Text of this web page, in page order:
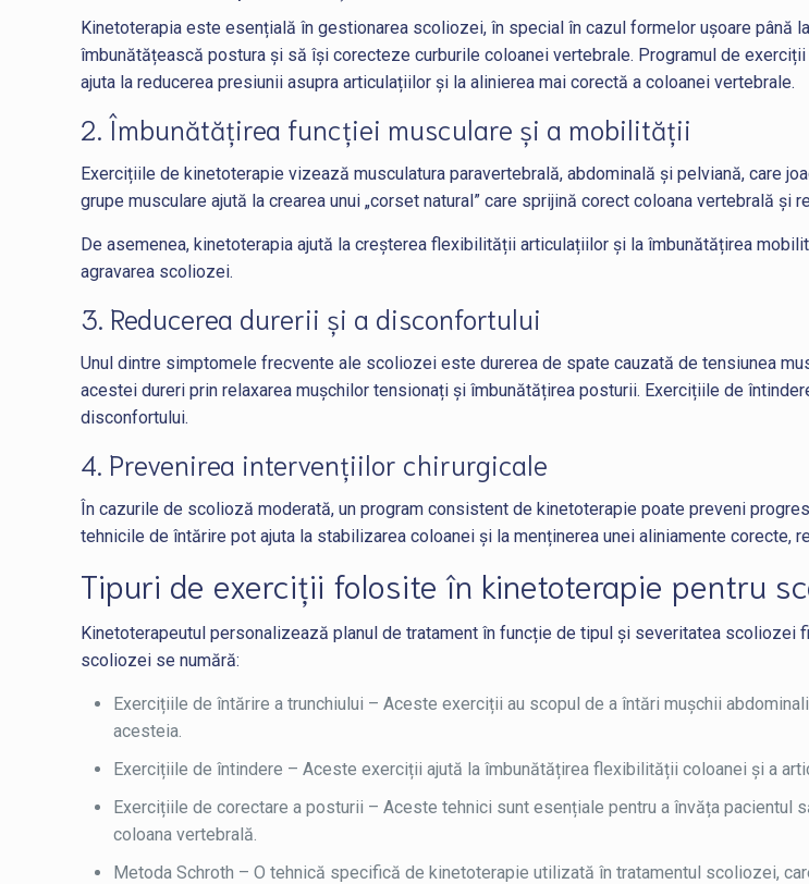
Kinetoterapia este esențială în gestionarea scoliozei, în special în cazul formelor ușoare
îmbunătățească postura și să își corecteze curburile coloanei vertebrale. Programul de
ajuta la reducerea presiunii asupra articulațiilor și la alinierea mai corectă a coloanei vertebrale.
2. Îmbunătățirea funcției musculare și a mobilității
Exercițiile de kinetoterapie vizează musculatura paravertebrală, abdominală și pelviană, care
grupe musculare ajută la crearea unui „corset natural” care sprijină corect coloana vertebrală și
De asemenea, kinetoterapia ajută la creșterea flexibilității articulațiilor și la îmbunătățirea
agravarea scoliozei.
3. Reducerea durerii și a disconfortului
Unul dintre simptomele frecvente ale scoliozei este durerea de spate cauzată de tensiunea
acestei dureri prin relaxarea mușchilor tensionați și îmbunătățirea posturii. Exercițiile de
disconfortului.
4. Prevenirea intervențiilor chirurgicale
În cazurile de scolioză moderată, un program consistent de kinetoterapie poate preveni
tehnicile de întărire pot ajuta la stabilizarea coloanei și la menținerea unei aliniamente corecte,
Tipuri de exerciții folosite în kinetoterapie pentru
Kinetoterapeutul personalizează planul de tratament în funcție de tipul și severitatea
scoliozei se numără:
Exercițiile de întărire a trunchiului – Aceste exerciții au scopul de a întări mușchii
acesteia.
Exercițiile de întindere – Aceste exerciții ajută la îmbunătățirea flexibilității coloanei și a
Exercițiile de corectare a posturii – Aceste tehnici sunt esențiale pentru a învăța
coloana vertebrală.
Metoda Schroth – O tehnică specifică de kinetoterapie utilizată în tratamentul scoliozei,